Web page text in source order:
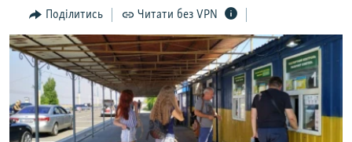
Перейти
до
пошуку
ПОГЛЯД
ІНТЕРВ'Ю
ВСЕ ЗА ДЕНЬ
СПЕЦПРОЕКТИ
ДЕПОРТАЦІЯ
ЯК ОБІЙТИ БЛОКУВАННЯ
Поділитись Читати без VPN